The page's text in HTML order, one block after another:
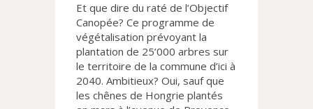
Et que dire du raté de l’Objectif
Canopée? Ce programme de
végétalisation prévoyant la
plantation de 25’000 arbres sur
le territoire de la commune d’ici à
2040. Ambitieux? Oui, sauf que
les chênes de Hongrie plantés